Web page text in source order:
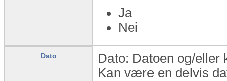
Ja
Nei
Dato
Dato: Datoen og/eller
Kan være en delvis